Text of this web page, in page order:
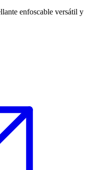
enfoscable versátil y